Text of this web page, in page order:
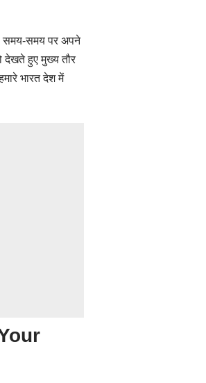
समय-समय पर अपने
देखते हुए मुख्य तौर
भारत देश में